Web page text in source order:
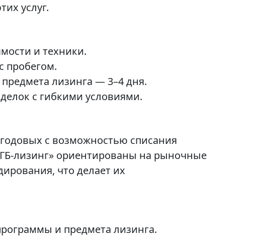
услуг.
и техники.
пробегом.
лизинга — 3–4 дня.
с гибкими условиями.
годовых с возможностью списания
лизинг» ориентированы на рыночные
что делает их
и предмета лизинга.